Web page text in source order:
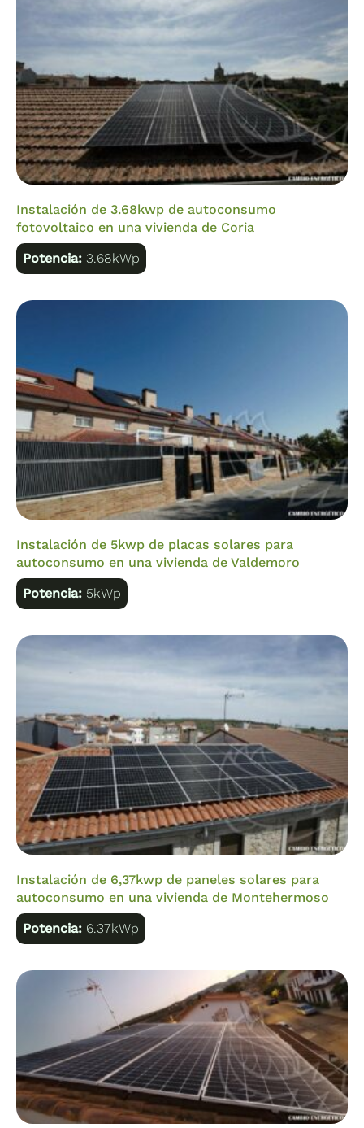
Instalación de 3.68kwp de autoconsumo
fotovoltaico en una vivienda de Coria
Potencia:3.68kWp
Instalación de 5kwp de placas solares para
autoconsumo en una vivienda de Valdemoro
Potencia: 5kWp
Instalación de 6,37kwp de paneles solares para
autoconsumo en una vivienda de Montehermoso
Potencia: 6.37kWp